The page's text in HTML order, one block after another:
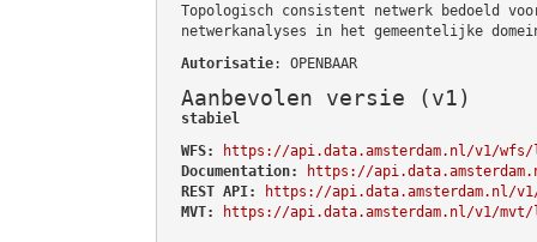
Topologisch consistent netwerk bedoeld
netwerkanalyses in het gemeentelijke
Autorisatie: OPENBAAR
Aanbevolen versie (v1)
stabiel
WFS:
https://api.data.amsterdam.nl/v1/
Documentation:
https://
REST API:
https://api.data.amsterdam.nl/
MVT:
https://api.data.amsterdam.nl/v1/